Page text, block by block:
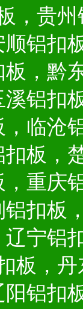
，贵
铝扣
，黔
铝扣
临沧
板，
重庆
扣板
宁铝
板，
铝扣